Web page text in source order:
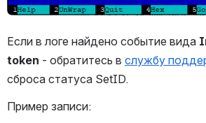
Если в логе найдено событие вида
token - обратитесь в службу
сброса статуса SetID.
Пример записи: